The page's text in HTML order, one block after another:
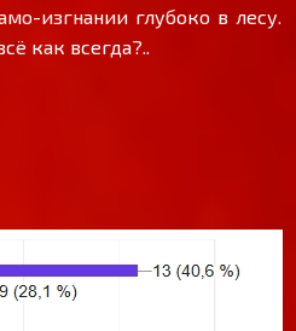
изгнании глубоко в лесу.
как всегда?..